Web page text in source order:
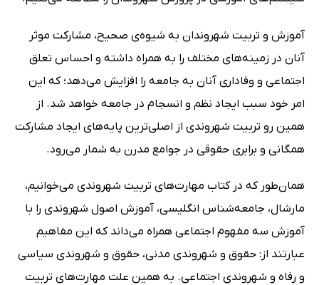
آموزش و تربیت شهروندان به شیوه‌ی صحیح، مشارکت موثر
آنان در زمینه‌های مختلف را به همراه داشته و احساس تعلق
اجتماعی و وفاداری آنان به جامعه را افزایش می‌دهد؛ که این
امر خود سبب ایجاد نظم و انسجام در جامعه خواهد شد. از
همین رو تربیت شهروندی از اصلی‌ترین پایه‌های ایجاد مشارکت
همگانی و برابری حقوقی در جوامع مدرن به شمار می‌رود.
همان‌طور که در کتاب مهارت‌های تربیت شهروندی می‌خوانیم،
مارشال، جامعه‌شناس انگلیسی، آموزش اصول شهروندی را با
آموزش سه مفهوم اجتماعی همراه می‌داند که این مفاهیم
عبارتند از: حقوق و شهروندی مدنی، حقوق و شهروندی سیاسی
و رفاه و شهروندی اجتماعی. به همین علت مهارت‌های تربیت